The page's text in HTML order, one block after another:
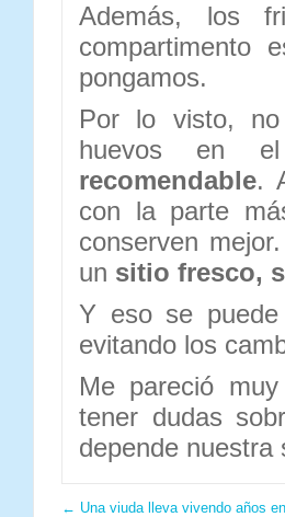
Además, los
compartimento
pongamos.
Por lo visto,
huevos en
recomendable.
con la parte
conserven
un sitio fresco,
Y eso se
evitando los
Me pareció
tener dudas
depende nuestra
← Una viuda lleva vivendo años